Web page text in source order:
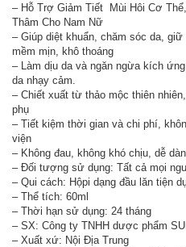
– Hỗ Trợ Giảm Tiết Mùi Hôi Cơ
Thâm Cho Nam Nữ
– Giúp diệt khuẩn, chăm sóc da,
mềm mịn, khô thoáng
– Làm dịu da và ngăn ngừa kích
da nhạy cảm.
– Chiết xuất từ thảo mộc thiên
phụ
– Tiết kiệm thời gian và chi phí,
viện
– Không đau, không khó chịu, dễ
– Đối tượng sử dụng: Tất cả mọi
– Qui cách: Hộpi dạng đầu lăn tiện
– Thể tích: 60ml
– Thời hạn sử dụng: 24 tháng
– SX: Công ty TNHH dược phẩm
– Xuất xứ: Nội Địa Trung